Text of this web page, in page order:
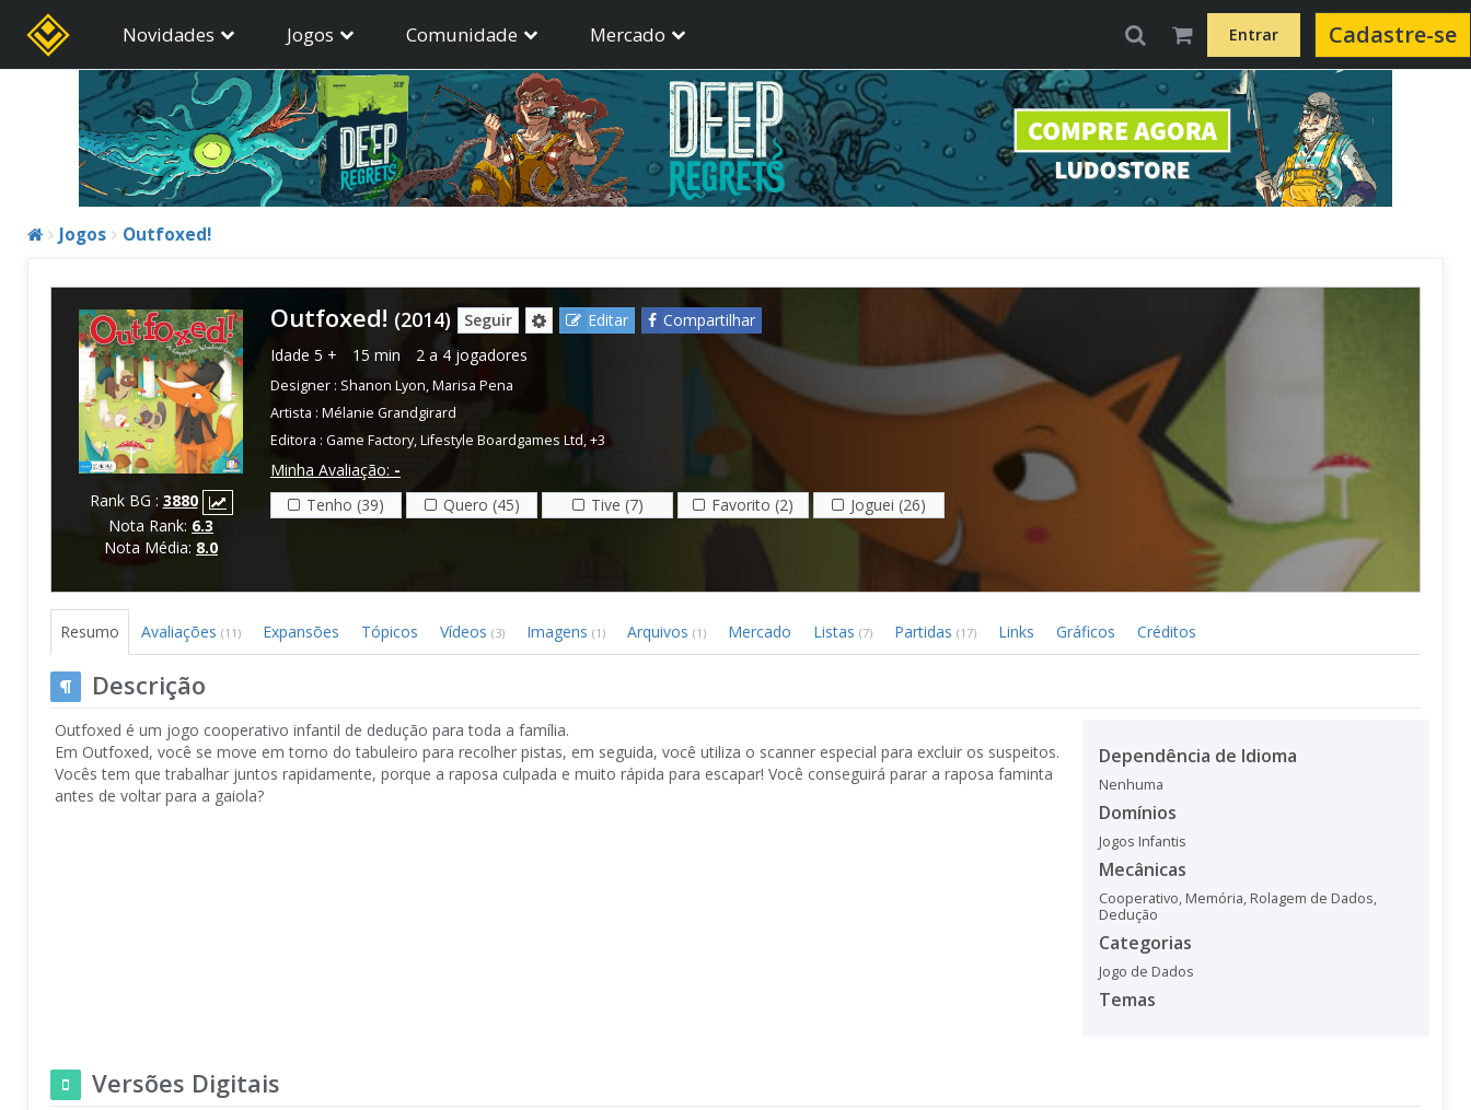
Novidades Jogos Comunidade Mercado Entrar Cadastre-se
Jogos Outfoxed!
Rank BG : 3880
Nota Rank: 6.3
Nota Média: 8.0
Outfoxed! (2014) Seguir Editar
Compartilhar
Idade 5 + 15 min 2 a 4 jogadores
Designer : Shanon Lyon,Marisa Pena
Artista : Mélanie Grandgirard
Editora : Game Factory,Lifestyle Boardgames Ltd,+3
Minha Avaliação: -
Tenho (39)
Quero (45) Tive (7) Favorito (2) Joguei (26)
Resumo Avaliações (11) Expansões Tópicos Vídeos (3) Imagens (1) Arquivos (1) Mercado Listas (7) Partidas (17) Links Gráficos Créditos
Descrição
Outfoxed é um jogo cooperativo infantil de dedução para toda a família.
Em Outfoxed, você se move em torno do tabuleiro para recolher pistas, em seguida, você utiliza o scanner especial para excluir os suspeitos.
Vocês tem que trabalhar juntos rapidamente, porque a raposa culpada e muito rápida para escapar! Você conseguirá parar a raposa faminta
antes de voltar para a gaiola?
Dependência de Idioma
Nenhuma
Domínios
Jogos Infantis
Mecânicas
Cooperativo, Memória, Rolagem de Dados,
Dedução
Categorias
Jogo de Dados
Temas
Versões Digitais